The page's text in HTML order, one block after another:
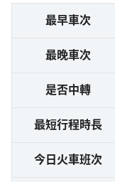
最早車次
最晚車次
是否中轉
最短行程時長
今日火車班次